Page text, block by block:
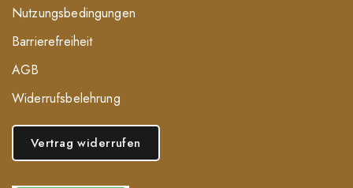
Nutzungsbedingungen
Barrierefreiheit
AGB
Widerrufsbelehrung
Vertrag widerrufen